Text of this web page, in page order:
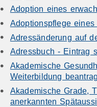
Adoption eines
Adoptionspflege
Adressänderung auf
Adressbuch - Eintrag
Akademische
Weiterbildung
Akademische Grade,
anerkannten